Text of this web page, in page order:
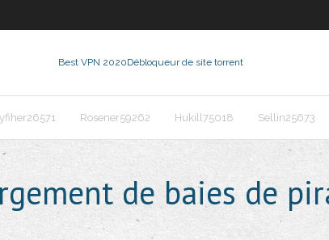
Best VPN 2020Débloqueur de site torrent
Rosener59262 Hukill75018 Sellin25673
de baies de